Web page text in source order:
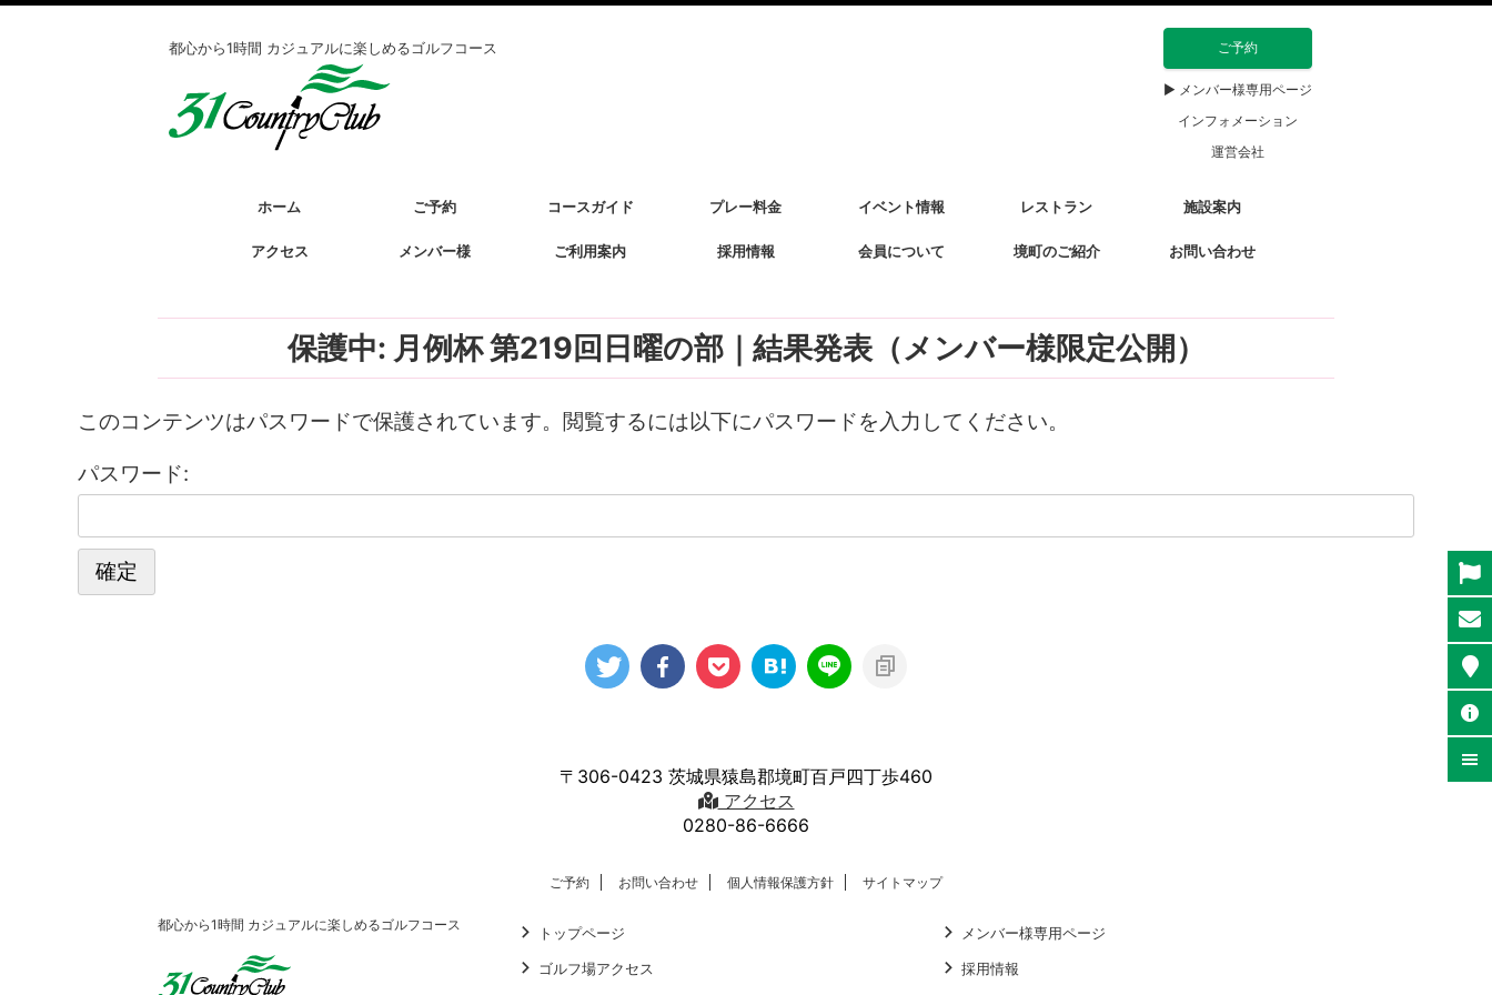
都心から1時間 カジュアルに楽しめるゴルフコース ご予約
▶ メンバー様専用ページ
インフォメーション
運営会社
ホーム ご予約 コースガイド プレー料金 イベント情報 レストラン 施設案内
アクセス メンバー様 ご利用案内 採用情報 会員について 境町のご紹介 お問い合わせ
保護中: 月例杯 第219回日曜の部｜結果発表（メンバー様限定公開）
このコンテンツはパスワードで保護されています。閲覧するには以下にパスワードを入力してください。
パスワード:
〒306-0423 茨城県猿島郡境町百戸四丁歩460
アクセス
0280-86-6666
ご予約 お問い合わせ 個人情報保護方針 サイトマップ
トップページ
ゴルフ場アクセス
メンバー様専用ページ
採用情報
都心から1時間 カジュアルに楽しめるゴルフコース